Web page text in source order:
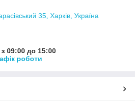
35, Харків, Україна
09:00 до 15:00
роботи